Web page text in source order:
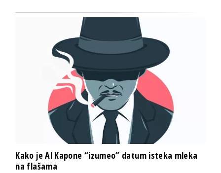
Kako je Al Kapone “izumeo” datum isteka mleka
na flašama